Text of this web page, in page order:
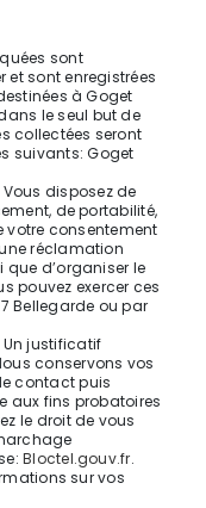
sont
sont enregistrées
à Goget
le seul but de
collectées seront
suivants: Goget
disposez de
de portabilité,
votre consentement
réclamation
que d’organiser le
pouvez exercer ces
Bellegarde ou par
justificatif
conservons vos
contact puis
aux fins probatoires
le droit de vous
Bloctel.gouv.fr.
sur vos